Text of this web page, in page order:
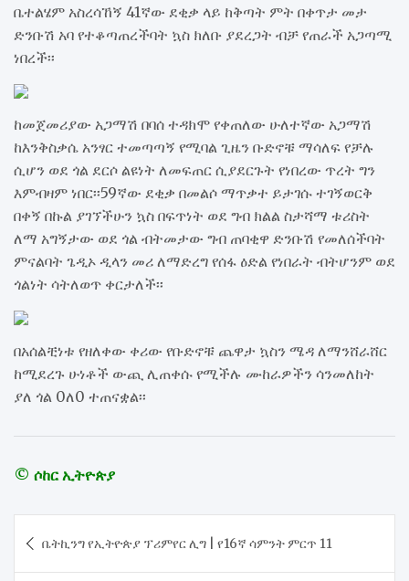
ቤተልሄም አስረሳኸኝ 41ኛው ደቂቃ ላይ ከቅጣት ምት በቀጥታ መታ
ድንቡሽ አባ የተቆጣጠረችባት ኳስ ክለቡ ያደረጋት ብቻ የጠራች አጋጣሚ
ነበረች፡፡
ከመጀመሪያው አጋማሽ በባሰ ተዳክሞ የቀጠለው ሁለተኛው አጋማሽ
ከእንቅስቃሴ አንፃር ተመጣጣኝ የሚባል ጊዜን ቡድኖቹ ማሳለፍ የቻሉ
ሲሆን ወደ ጎል ደርሶ ልዩነት ለመፍጠር ሲያደርጉት የነበረው ጥረት ግን
እምብዛም ነበር፡፡59ኛው ደቂቃ በመልሶ ማጥቃተ ይታገሱ ተገኝወርቅ
በቀኝ በኩል ያገኘችሁን ኳስ በፍጥነት ወደ ግብ ክልል ስታሻማ ቱሪስት
ለማ አግኝታው ወደ ጎል ብትመታው ግብ ጠባቂዋ ድንቡሽ የመለሰችባት
ምናልባት ጌዲኦ ዲላን መሪ ለማድረግ የሰፋ ዕድል የነበራት ብትሆንም ወደ
ጎልነት ሳትለወጥ ቀርታለች፡፡
በአሰልቺነቱ የዘለቀው ቀሪው የቡድኖቹ ጨዋታ ኳስን ሜዳ ለማንሸራሸር
ከሚደረጉ ሁነቶች ውጪ ሊጠቀሱ የሚችሉ ሙከራዎችን ሳንመለከት
ያለ ጎል 0ለ0 ተጠናቋል፡፡
© ሶከር ኢትዮጵያ
navigation
ቤትኪንግ የኢትዮጵያ ፕሪምየር ሊግ | የ16ኛ ሳምንት ምርጥ 11